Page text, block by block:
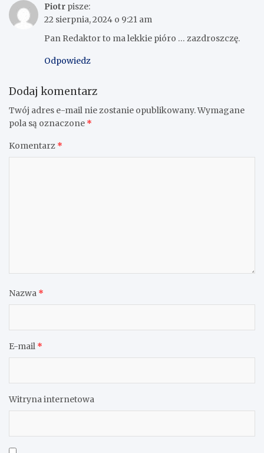
Piotr pisze:
22 sierpnia, 2024 o 9:21 am
Pan Redaktor to ma lekkie pióro … zazdroszczę.
Odpowiedz
Dodaj komentarz
Twój adres e-mail nie zostanie opublikowany.Wymagane
pola są oznaczone *
Komentarz *
Nazwa *
E-mail *
Witryna internetowa